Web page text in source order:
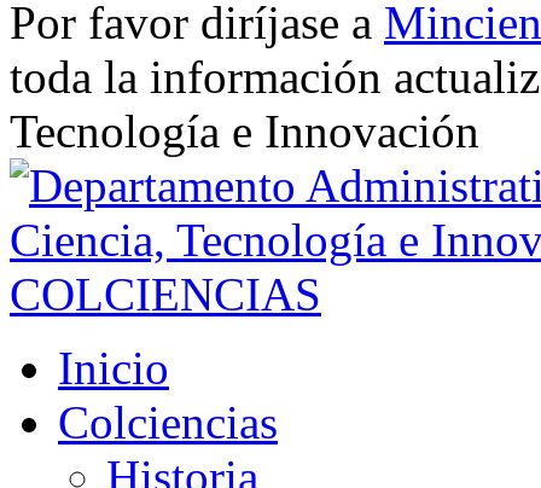
Por favor diríjase a
toda la información
Tecnología e Innovación
Inicio
Colciencias
Historia